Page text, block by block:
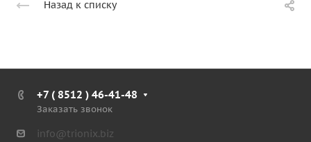
Назад к списку
+7 ( 8512 ) 46-41-48
Заказать звонок
info@trionix.biz